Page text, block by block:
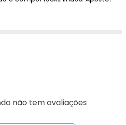
não tem avaliações